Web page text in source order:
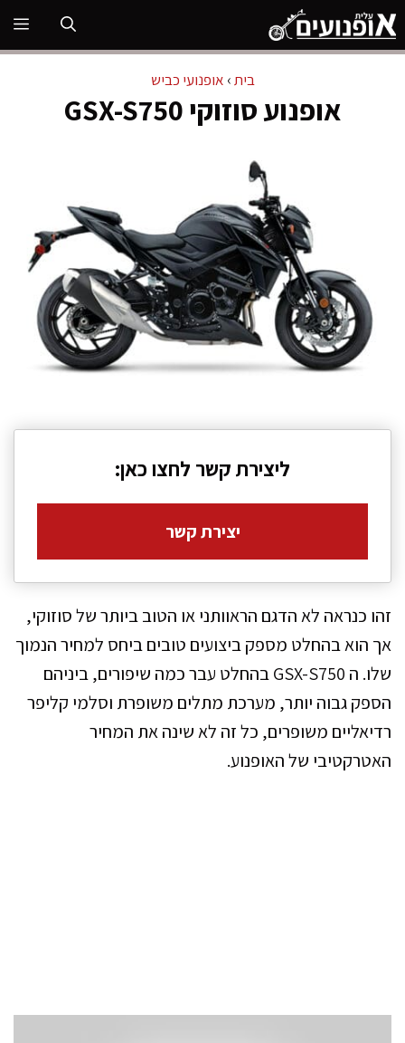
לדלג
לתוכן
בית› אופנועי כביש
אופנוע סוזוקי GSX-S750
ליצירת קשר לחצו כאן:
יצירת קשר
זהו כנראה לא הדגם הראוותני או הטוב ביותר של סוזוקי,
אך הוא בהחלט מספק ביצועים טובים ביחס למחיר הנמוך
שלו. ה GSX-S750 בהחלט עבר כמה שיפורים, ביניהם
הספק גבוה יותר, מערכת מתלים משופרת וסלמי קליפר
רדיאליים משופרים, כל זה לא שינה את המחיר
האטרקטיבי של האופנוע.